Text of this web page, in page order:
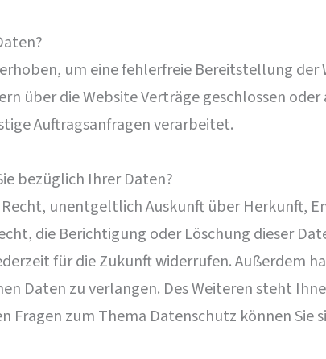
um eine fehlerfreie Bereitstellung
über die Website Verträge geschlossen
Auftragsanfragen verarbeitet.
bezüglich Ihrer Daten?
unentgeltlich Auskunft über Herkunft,
die Berichtigung oder Löschung dieser
für die Zukunft widerrufen. Außerdem
Daten zu verlangen. Des Weiteren steht
Fragen zum Thema Datenschutz können Sie